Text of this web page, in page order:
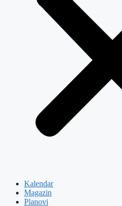
Kalendar
Magazin
Planovi